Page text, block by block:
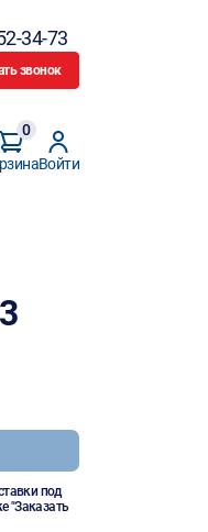
34-73
звонок
0
Войти
под
"Заказать